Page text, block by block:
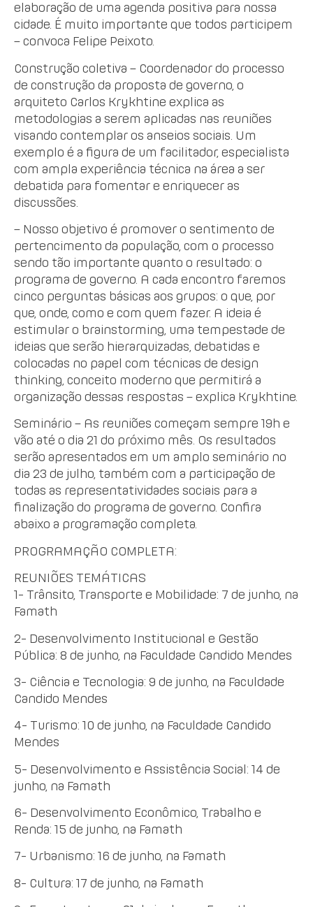
elaboração de uma agenda positiva para nossa
cidade. É muito importante que todos participem
– convoca Felipe Peixoto.
Construção coletiva – Coordenador do processo
de construção da proposta de governo, o
arquiteto Carlos Krykhtine explica as
metodologias a serem aplicadas nas reuniões
visando contemplar os anseios sociais. Um
exemplo é a figura de um facilitador, especialista
com ampla experiência técnica na área a ser
debatida para fomentar e enriquecer as
discussões.
– Nosso objetivo é promover o sentimento de
pertencimento da população, com o processo
sendo tão importante quanto o resultado: o
programa de governo. A cada encontro faremos
cinco perguntas básicas aos grupos: o que, por
que, onde, como e com quem fazer. A ideia é
estimular o brainstorming, uma tempestade de
ideias que serão hierarquizadas, debatidas e
colocadas no papel com técnicas de design
thinking, conceito moderno que permitirá a
organização dessas respostas – explica Krykhtine.
Seminário – As reuniões começam sempre 19h e
vão até o dia 21 do próximo mês. Os resultados
serão apresentados em um amplo seminário no
dia 23 de julho, também com a participação de
todas as representatividades sociais para a
finalização do programa de governo. Confira
abaixo a programação completa.
PROGRAMAÇÃO COMPLETA:
REUNIÕES TEMÁTICAS
1- Trânsito, Transporte e Mobilidade: 7 de junho, na
Famath
2- Desenvolvimento Institucional e Gestão
Pública: 8 de junho, na Faculdade Candido Mendes
3- Ciência e Tecnologia: 9 de junho, na Faculdade
Candido Mendes
4- Turismo: 10 de junho, na Faculdade Candido
Mendes
5- Desenvolvimento e Assistência Social: 14 de
junho, na Famath
6- Desenvolvimento Econômico, Trabalho e
Renda: 15 de junho, na Famath
7- Urbanismo: 16 de junho, na Famath
8- Cultura: 17 de junho, na Famath